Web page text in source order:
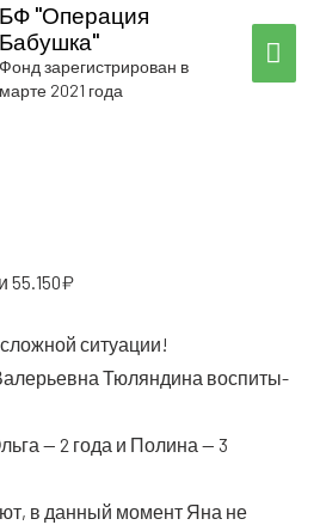
БФ "Операция
Бабушка"
Фонд зарегистрирован в
марте 2021 года
55.150₽
ситуации!
Тюлян­ди­на вос­пи­ты­
— 2 года и Поли­на — 3
в дан­ный момент Яна не